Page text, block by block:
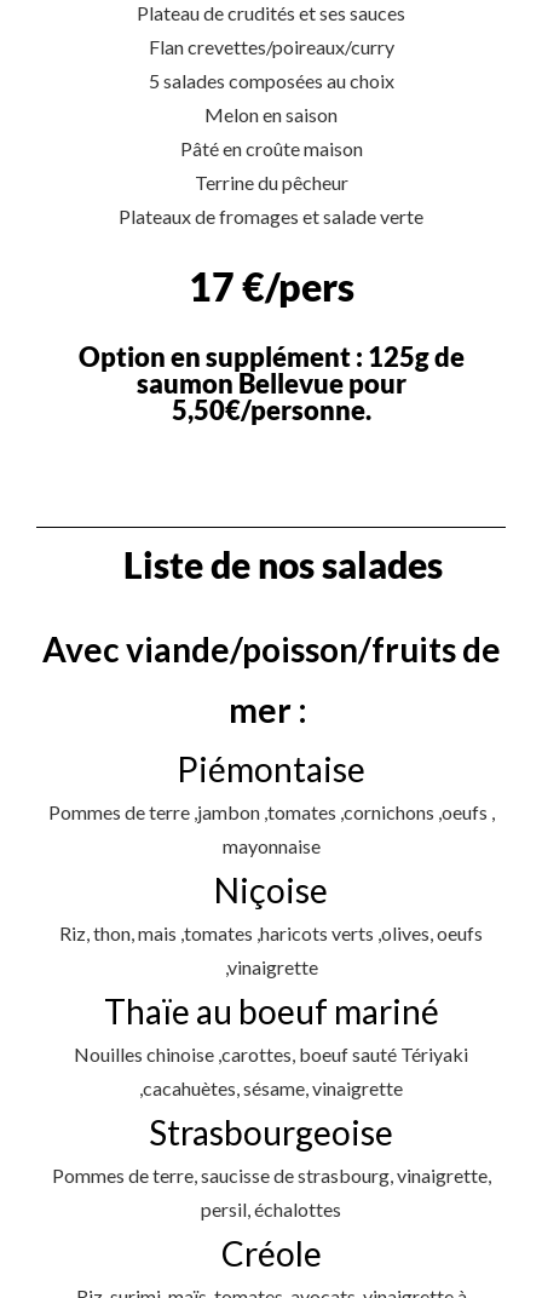
Plateau de crudités et ses sauces
Flan crevettes/poireaux/curry
5 salades composées au choix
Melon en saison
Pâté en croûte maison
Terrine du pêcheur
Plateaux de fromages et salade verte
17 €/pers
Option en supplément : 125g de
saumon Bellevue pour
5,50€/personne.
Liste de nos salades
Avec viande/poisson/fruits de
mer :
Piémontaise
Pommes de terre ,jambon ,tomates ,cornichons ,oeufs ,
mayonnaise
Niçoise
Riz, thon, mais ,tomates ,haricots verts ,olives, oeufs
,vinaigrette
Thaïe au boeuf mariné
Nouilles chinoise ,carottes, boeuf sauté Tériyaki
,cacahuètes, sésame, vinaigrette
Strasbourgeoise
Pommes de terre, saucisse de strasbourg, vinaigrette,
persil, échalottes
Créole